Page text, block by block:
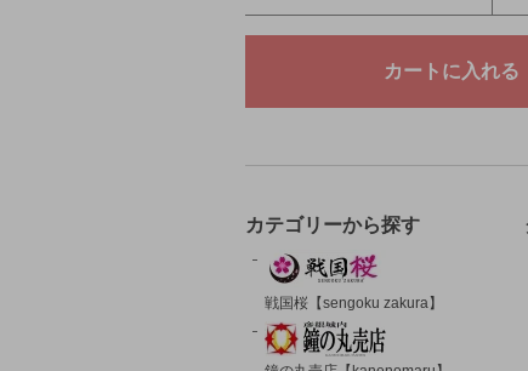
カテゴリーから探す
戦国桜【sengoku zakura】